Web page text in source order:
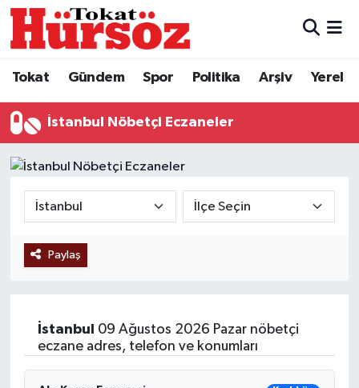
Tokat Gündem Spor Politika Arşiv Yerel
İstanbul Nöbetçi Eczaneler
Paylaş
İstanbul
09 Ağustos 2026 Pazar nöbetçi
eczane adres, telefon ve konumları
Türkiye Gündemi
Gündem
Spor
Politika
Eğitim
Hava Durumu
Tokat Namaz Vakitleri
Süper Lig Puan Durumu ve Fikstür
Tüm Manşetler
Haber Arşivi